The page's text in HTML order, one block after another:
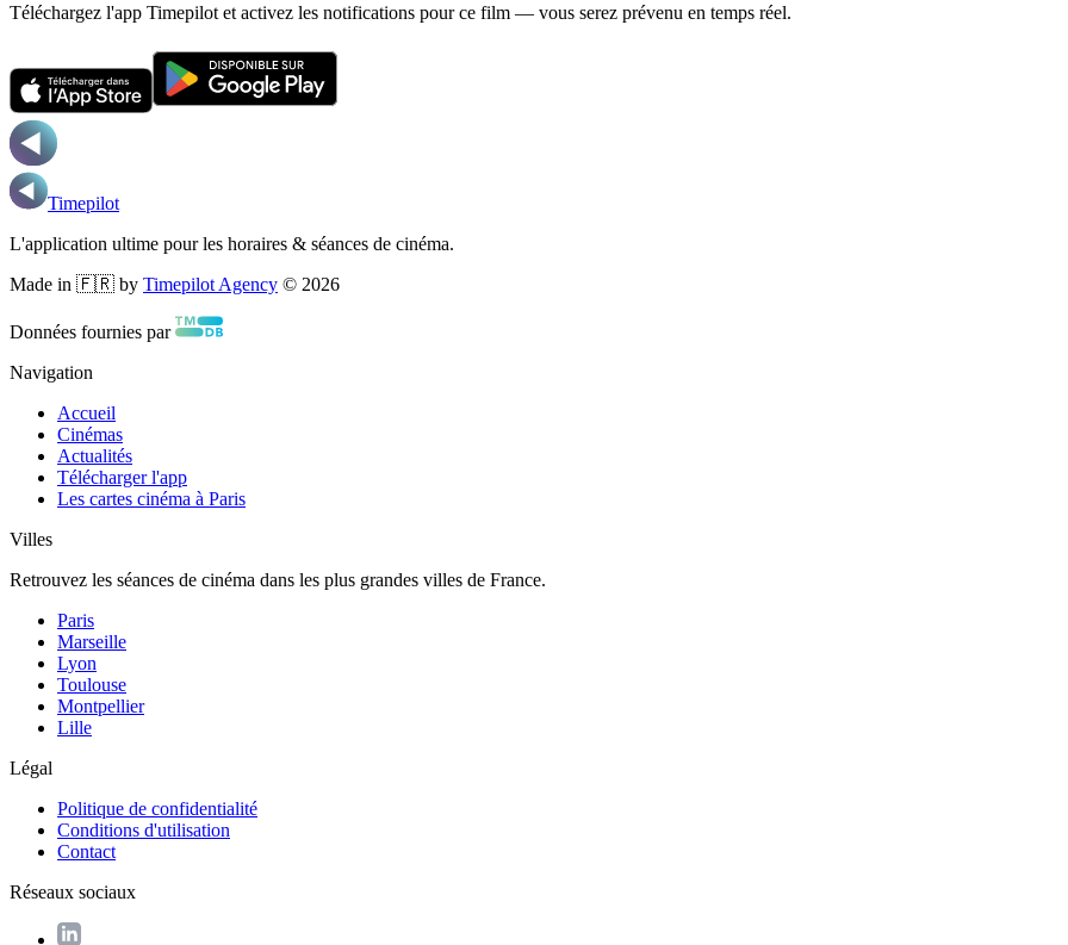
Téléchargez l'app Timepilot et activez les notifications pour ce film — vous serez prévenu en temps réel.
Timepilot
L'application ultime pour les horaires & séances de cinéma.
Made in 🇫🇷 by Timepilot Agency © 2026
Données fournies par
Navigation
Accueil
Cinémas
Actualités
Télécharger l'app
Les cartes cinéma à Paris
Villes
Retrouvez les séances de cinéma dans les plus grandes villes de France.
Paris
Marseille
Lyon
Toulouse
Montpellier
Lille
Légal
Politique de confidentialité
Conditions d'utilisation
Contact
Réseaux sociaux